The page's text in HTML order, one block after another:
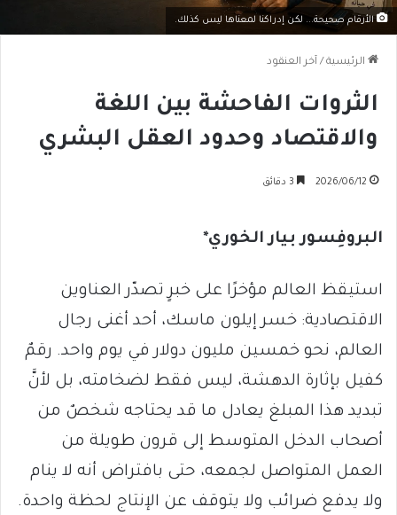
الأرقام صحيحة... لكن إدراكنا لمعناها ليس كذلك.
الرئيسية / آخر العنقود
الثروات الفاحشة بين اللغة
والاقتصاد وحدود العقل البشري
2026/06/12
البروفِسور بيار الخوري*
استيقظ العالم مؤخرًا على خبرٍ تصدّر العناوين
الاقتصادية: خسر إيلون ماسك، أحد أغنى رجال
العالم، نحو خمسين مليون دولار في يوم واحد. رقمٌ
كفيل بإثارة الدهشة، ليس فقط لضخامته، بل لأنَّ
تبديد هذا المبلغ يعادل ما قد يحتاجه شخصٌ من
أصحاب الدخل المتوسط إلى قرون طويلة من
العمل المتواصل لجمعه، حتى بافتراض أنه لا ينام
ولا يدفع ضرائب ولا يتوقف عن الإنتاج لحظة واحدة.